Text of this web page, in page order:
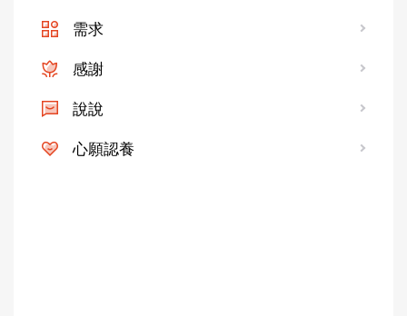
需求
感謝
說說
心願認養